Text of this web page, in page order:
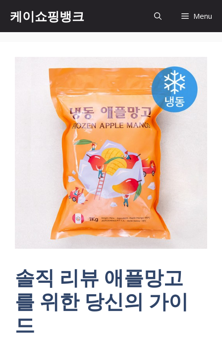
content
케이쇼핑뱅크 Menu
솔직 리뷰 애플망고
를 위한 당신의 가이
드